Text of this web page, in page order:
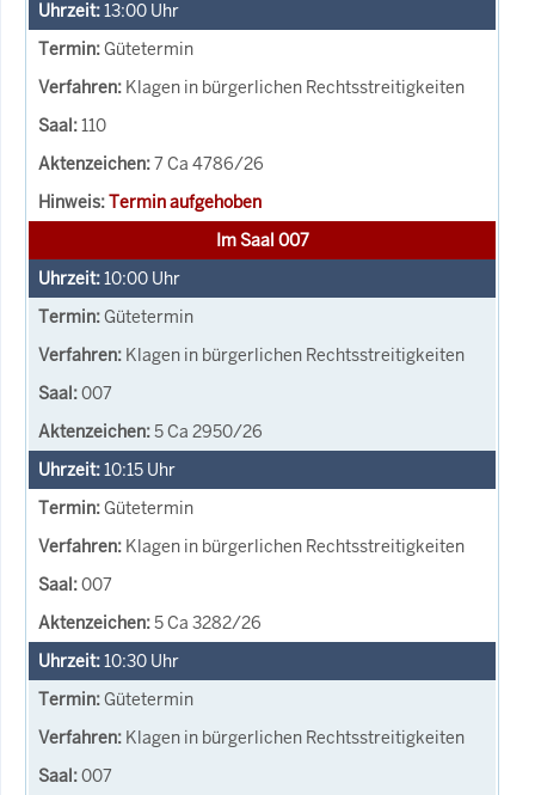
13:00 Uhr
Gütetermin
Klagen in bürgerlichen Rechtsstreitigkeiten
110
7 Ca 4786/26
Termin aufgehoben
Im Saal 007
10:00 Uhr
Gütetermin
Klagen in bürgerlichen Rechtsstreitigkeiten
007
5 Ca 2950/26
10:15 Uhr
Gütetermin
Klagen in bürgerlichen Rechtsstreitigkeiten
007
5 Ca 3282/26
10:30 Uhr
Gütetermin
Klagen in bürgerlichen Rechtsstreitigkeiten
007